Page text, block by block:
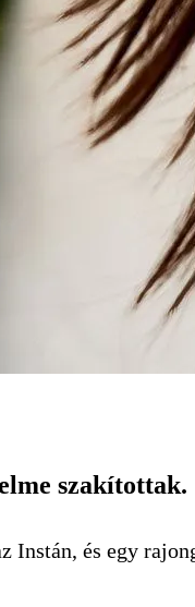
szakítottak.
Instán, és egy